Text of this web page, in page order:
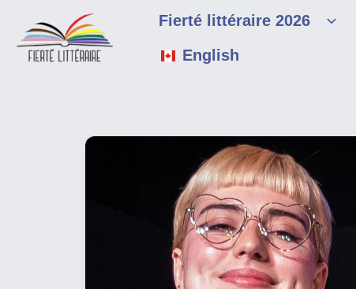
contenu
Fierté littéraire 2026
English